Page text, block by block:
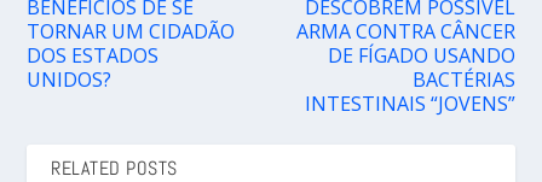
BENEFÍCIOS DE SE
TORNAR UM CIDADÃO
DOS ESTADOS
UNIDOS?
DESCOBREM POSSÍVEL
ARMA CONTRA CÂNCER
DE FÍGADO USANDO
BACTÉRIAS
INTESTINAIS “JOVENS”
RELATED POSTS